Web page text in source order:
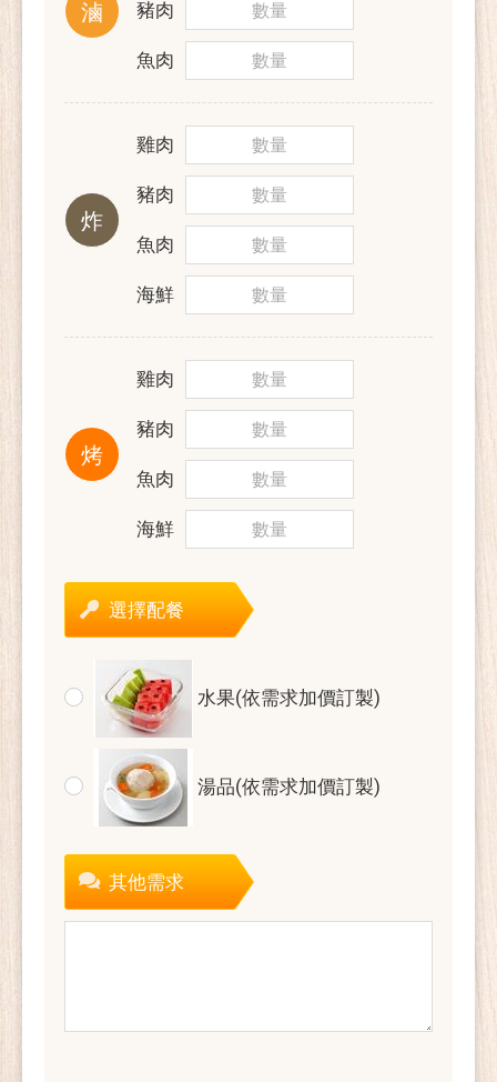
滷 豬肉
魚肉
炸
雞肉
豬肉
魚肉
海鮮
烤
雞肉
豬肉
魚肉
海鮮
選擇配餐
水果(依需求加價訂製)
湯品(依需求加價訂製)
其他需求